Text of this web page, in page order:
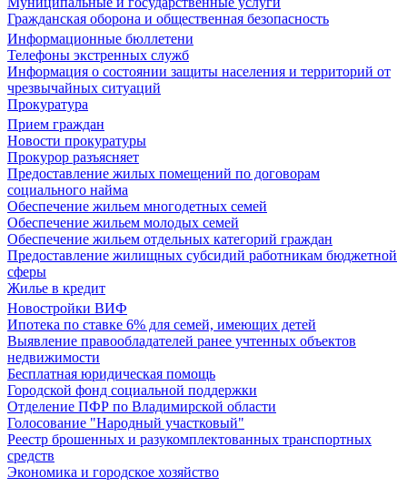
Гражданская оборона и общественная безопасность
Информационные бюллетени
Телефоны экстренных служб
Информация о состоянии защиты населения и территорий от
чрезвычайных ситуаций
Прокуратура
Прием граждан
Новости прокуратуры
Прокурор разъясняет
Предоставление жилых помещений по договорам
социального найма
Обеспечение жильем многодетных семей
Обеспечение жильем молодых семей
Обеспечение жильем отдельных категорий граждан
Предоставление жилищных субсидий работникам бюджетной
сферы
Жилье в кредит
Новостройки ВИФ
Ипотека по ставке 6% для семей, имеющих детей
Выявление правообладателей ранее учтенных объектов
недвижимости
Бесплатная юридическая помощь
Городской фонд социальной поддержки
Отделение ПФР по Владимирской области
Голосование "Народный участковый"
Реестр брошенных и разукомплектованных транспортных
средств
Экономика и городское хозяйство